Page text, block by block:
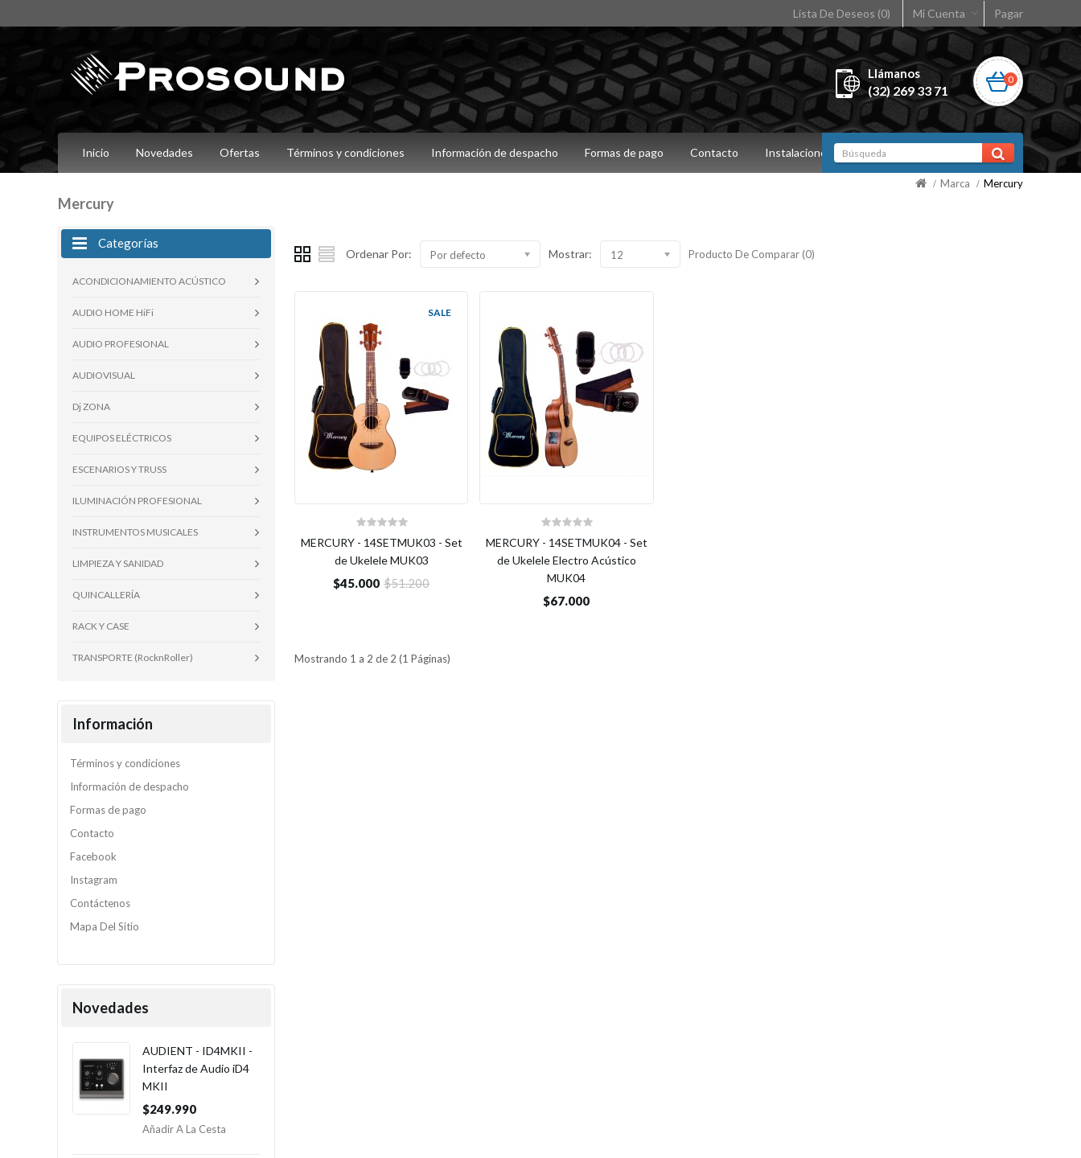
Lista De Deseos (0) Mi Cuenta Pagar
Llámanos
(32) 269 33 71
0
Inicio Novedades Ofertas Términos y condiciones Información de despacho Formas de pago Contacto Instalaciones
Mercury
Marca Mercury
Categorías
ACONDICIONAMIENTO ACÚSTICO
AUDIO HOME HiFi
AUDIO PROFESIONAL
AUDIOVISUAL
Dj ZONA
EQUIPOS ELÉCTRICOS
ESCENARIOS Y TRUSS
ILUMINACIÓN PROFESIONAL
INSTRUMENTOS MUSICALES
LIMPIEZA Y SANIDAD
QUINCALLERÍA
RACK Y CASE
TRANSPORTE (RocknRoller)
Información
Términos y condiciones
Información de despacho
Formas de pago
Contacto
Facebook
Instagram
Contáctenos
Mapa Del Sitio
Novedades
AUDIENT - ID4MKII -
Interfaz de Audio iD4
MKII
$249.990
Añadir A La Cesta
Ordenar Por: Por defecto Mostrar: 12 Producto De Comparar (0)
SALE
MERCURY - 14SETMUK03 - Set
de Ukelele MUK03
$45.000 $51.200
MERCURY - 14SETMUK04 - Set
de Ukelele Electro Acústico
MUK04
$67.000
Mostrando 1 a 2 de 2 (1 Páginas)